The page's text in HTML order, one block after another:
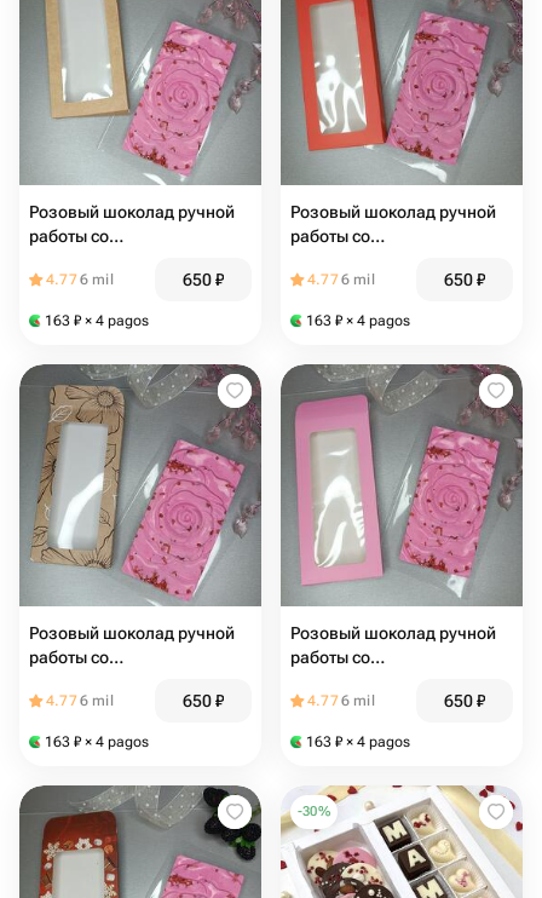
Розовый шоколад ручной
работы со
клубникой в крафте
4.776 mil 650₽
163 ₽ × 4 pagos
Розовый шоколад ручной
работы со
клубникой в красном
4.776 mil 650₽
163 ₽ × 4 pagos
Розовый шоколад ручной
работы со
клубникой в крафте с
4.776 mil 650₽
163 ₽ × 4 pagos
Розовый шоколад ручной
работы со
клубникой в розовом
4.776 mil 650₽
163 ₽ × 4 pagos
-30%